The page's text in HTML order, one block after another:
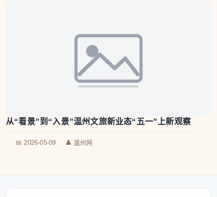
从“看景”到“入景”温州文旅新业态“五一”上新观察
📅 2026-05-09 👤 温州网